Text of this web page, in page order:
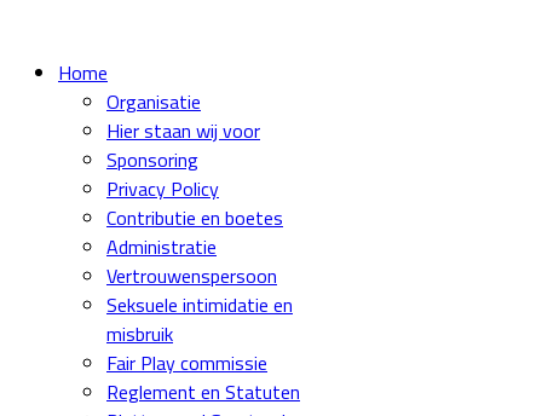
Home
Organisatie
Hier staan wij voor
Sponsoring
Privacy Policy
Contributie en boetes
Administratie
Vertrouwenspersoon
Seksuele intimidatie en
misbruik
Fair Play commissie
Reglement en Statuten